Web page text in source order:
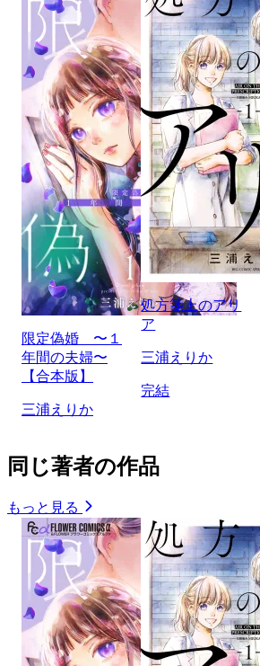
限定偽婚 〜１
年間の夫婦〜
【合本版】
三浦えりか
処方箋上のアリ
ア
三浦えりか
完結
同じ著者の作品
もっと見る